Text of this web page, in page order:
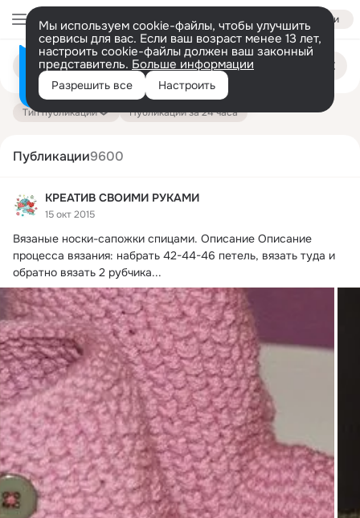
Войти
Мы используем cookie-файлы, чтобы улучшить
сервисы для вас. Если ваш возраст менее 13 лет,
настроить cookie-файлы должен ваш законный
представитель. Больше информации
Разрешить все Настроить
Поиск
публикациям
Тип публикации Публикации за 24 часа
Публикации9600
КРЕАТИВ СВОИМИ РУКАМИ
15 окт 2015
Вязаные носки-сапожки спицами. Описание Описание
процесса вязания: набрать 42-44-46 петель, вязать туда и
обратно вязать 2 рубчика...
Информация о контенте
на платформе — здесь